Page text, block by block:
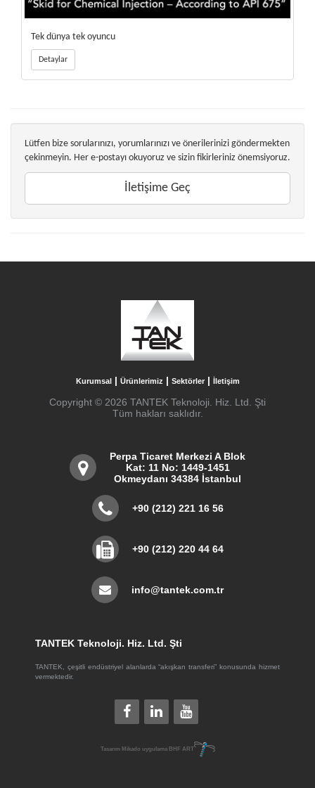
Tek dünya tek oyuncu
Detaylar
Lütfen bize sorularınızı, yorumlarınızı ve önerilerinizi göndermekten
çekinmeyin. Her e-postayı okuyoruz ve sizin fikirleriniz önemsiyoruz.
İletişime Geç
Kurumsal| Ürünlerimiz | Sektörler| İletişim
Copyright © 2026 TANTEK Teknoloji. Hiz. Ltd. Şti
Tüm hakları saklıdır.
Perpa Ticaret Merkezi A Blok
Kat: 11 No: 1449-1451
Okmeydanı 34384 İstanbul
+90 (212) 221 16 56
+90 (212) 220 44 64
info@tantek.com.tr
TANTEK Teknoloji. Hiz. Ltd. Şti
TANTEK, çeşitli endüstriyel alanlarda “akışkan transferi” konusunda hizmet
vermektedir.
Tasarım Mikadouygulama BHF ART